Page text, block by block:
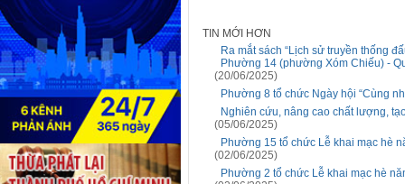
TIN MỚI HƠN
Ra mắt sách “Lịch sử truyền thống
Phường 14 (phường Xóm Chiếu) -
(20/06/2025)
Phường 8 tổ chức Ngày hội “Cùng
Nghiên cứu, nâng cao chất lượng,
(05/06/2025)
Phường 15 tổ chức Lễ khai mạc hè
(02/06/2025)
Phường 2 tổ chức Lễ khai mạc hè